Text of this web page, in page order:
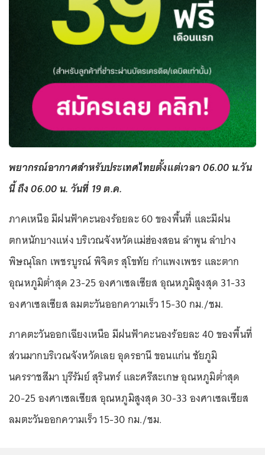
พยากรณ์อากาศสำหรับประเทศไทยตั้งแต่เวลา 06.00 น.วัน
นี้ ถึง 06.00 น. วันที่ 19 ต.ค.
ภาคเหนือ มีฝนฟ้าคะนองร้อยละ 60 ของพื้นที่ และมีฝน
ตกหนักบางแห่ง บริเวณจังหวัดแม่ฮ่องสอน ลำพูน ลำปาง
พิษณุโลก เพชรบูรณ์ พิจิตร สุโขทัย กำแพงเพชร และตาก
อุณหภูมิต่ำสุด 23-25 องศาเซลเซียส อุณหภูมิสูงสุด 31-33
องศาเซลเซียส ลมตะวันออกความเร็ว 15-30 กม./ชม.
ภาคตะวันออกเฉียงเหนือ มีฝนฟ้าคะนองร้อยละ 40 ของพื้นที่
ส่วนมากบริเวณจังหวัดเลย อุดรธานี ขอนแก่น ชัยภูมิ
นครราชสีมา บุรีรัมย์ สุรินทร์ และศรีสะเกษ อุณหภูมิต่ำสุด
20-25 องศาเซลเซียส อุณหภูมิสูงสุด 30-33 องศาเซลเซียส
ลมตะวันออกความเร็ว 15-30 กม./ชม.